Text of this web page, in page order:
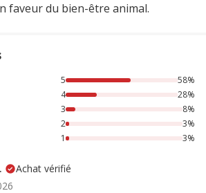
faveur du bien-être animal.
lont noté avec {1} étoiles, 28% des
5
58%
4
28%
3
8%
2
3%
1
3%
Achat vérifié